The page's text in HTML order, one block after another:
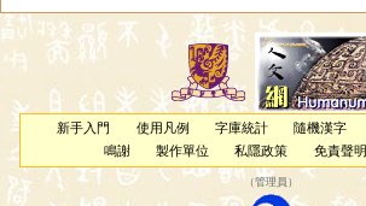
新手入門 使用凡例 字庫統計 隨機漢字
鳴謝
製作單位 私隱政策 免責聲明
（管理員 ）